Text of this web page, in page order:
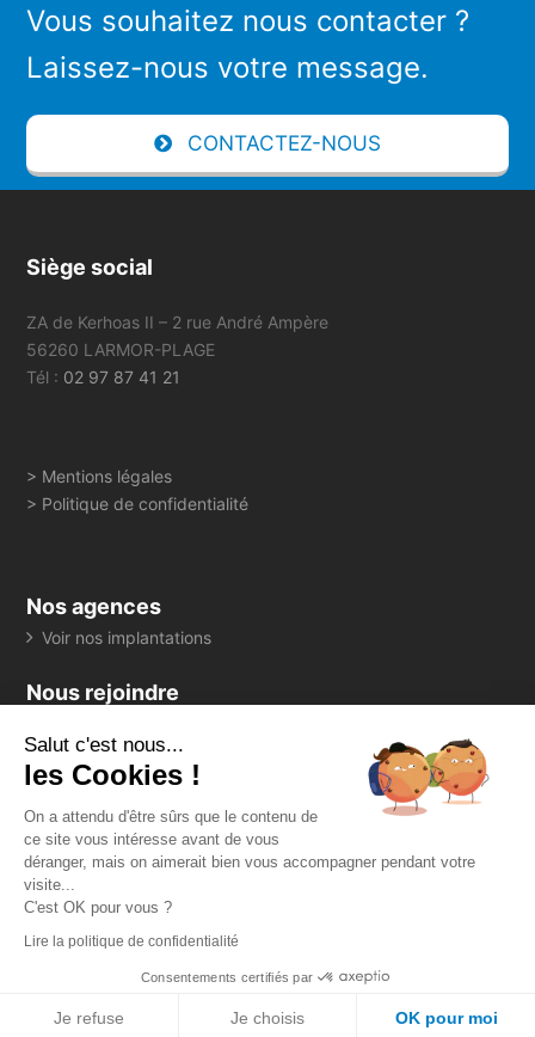
Vous souhaitez nous contacter ?
Laissez-nous votre message.
CONTACTEZ-NOUS
Siège social
ZA de Kerhoas II – 2 rue André Ampère
56260 LARMOR-PLAGE
Tél : 02 97 87 41 21
> Mentions légales
> Politique de confidentialité
Nos agences
Voir nos implantations
Nous rejoindre
Suivez-nous
Espace client
> Mon suivi d'auscultation
Salut c'est nous...
les Cookies !
On a attendu d'être sûrs que le contenu de
ce site vous intéresse avant de vous
déranger, mais on aimerait bien vous accompagner pendant votre
visite...
C'est OK pour vous ?
Lire la politique de confidentialité
Consentements certifiés par
Je refuse Je choisis OK pour moi